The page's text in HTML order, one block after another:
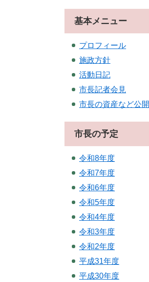
基本メニュー
プロフィール
施政方針
活動日記
市長記者会見
市長の資産など公開
市長の予定
令和8年度
令和7年度
令和6年度
令和5年度
令和4年度
令和3年度
令和2年度
平成31年度
平成30年度